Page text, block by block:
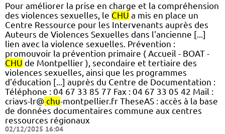
Pour améliorer la prise en charge et la compréhension
des violences sexuelles, le CHU a mis en place un
Centre Ressource pour les Intervenants auprès des
Auteurs de Violences Sexuelles dans l'ancienne [...]
lien avec la violence sexuelles. Prévention :
promouvoir la prévention primaire ( Accueil - BOAT -
CHU de Montpellier ), secondaire et tertiaire des
violences sexuelles, ainsi que les programmes
d'éducation [...] auprès du Centre de Documentation :
Téléphone : 04 67 33 85 77 Fax : 04 67 33 05 42 Mail :
criavs-lr@ chu-montpellier.fr TheseAS : accès à la base
de données documentaires commune aux centres
ressources régionaux
02/12/2025 16:04